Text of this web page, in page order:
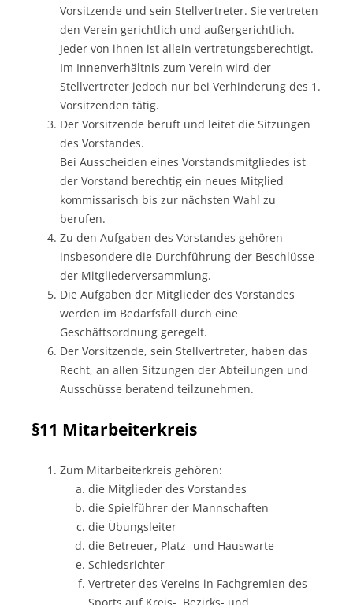
Vorsitzende und sein Stellvertreter. Sie vertreten
den Verein gerichtlich und außergerichtlich.
Jeder von ihnen ist allein vertretungsberechtigt.
Im Innenverhältnis zum Verein wird der
Stellvertreter jedoch nur bei Verhinderung des 1.
Vorsitzenden tätig.
Der Vorsitzende beruft und leitet die Sitzungen
des Vorstandes.
Bei Ausscheiden eines Vorstandsmitgliedes ist
der Vorstand berechtig ein neues Mitglied
kommissarisch bis zur nächsten Wahl zu
berufen.
Zu den Aufgaben des Vorstandes gehören
insbesondere die Durchführung der Beschlüsse
der Mitgliederversammlung.
Die Aufgaben der Mitglieder des Vorstandes
werden im Bedarfsfall durch eine
Geschäftsordnung geregelt.
Der Vorsitzende, sein Stellvertreter, haben das
Recht, an allen Sitzungen der Abteilungen und
Ausschüsse beratend teilzunehmen.
§11 Mitarbeiterkreis
Zum Mitarbeiterkreis gehören:
die Mitglieder des Vorstandes
die Spielführer der Mannschaften
die Übungsleiter
die Betreuer, Platz- und Hauswarte
Schiedsrichter
Vertreter des Vereins in Fachgremien des